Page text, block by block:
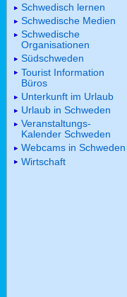
Schwedisch lernen
Schwedische Medien
Schwedische
Organisationen
Südschweden
Tourist Information
Büros
Unterkunft im Urlaub
Urlaub in Schweden
Veranstaltungs-
Kalender Schweden
Webcams in Schweden
Wirtschaft